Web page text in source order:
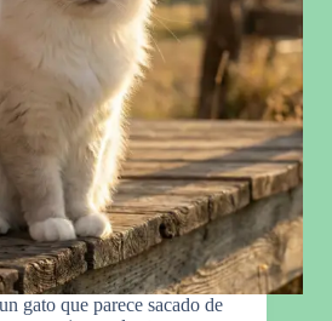
gato que parece sacado de